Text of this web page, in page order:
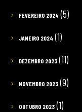
FEVEREIRO 2024 (5)
JANEIRO 2024 (1)
DEZEMBRO 2023(11)
NOVEMBRO 2023(9)
OUTUBRO 2023(1)